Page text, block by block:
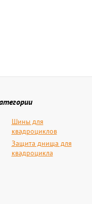
Шины для
квадроциклов
Защита днища для
квадроцикла